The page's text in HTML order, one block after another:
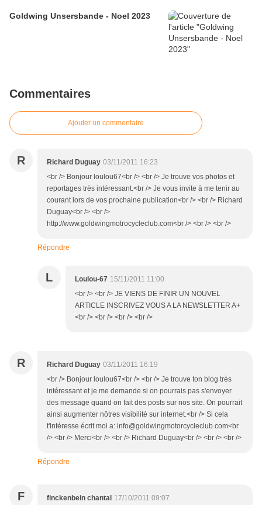
Goldwing Unsersbande - Noel 2023
Commentaires
Ajouter un commentaire
R Richard Duguay 03/11/2011 16:23
<br /> Bonjour loulou67<br /> <br /> Je trouve vos photos et
reportages très intéressant.<br /> Je vous invite à me tenir au
courant lors de vos prochaine publication<br /> <br /> Richard
Duguay<br /> <br />
http://www.goldwingmotrocycleclub.com<br /> <br /> <br />
Répondre
L Loulou-67 15/11/2011 11:00
<br /> <br /> JE VIENS DE FINIR UN NOUVEL
ARTICLE INSCRIVEZ VOUS A LA NEWSLETTER A+
<br /> <br /> <br /> <br />
R Richard Duguay 03/11/2011 16:19
<br /> Bonjour loulou67<br /> <br /> Je trouve ton blog très
intéressant et je me demande si on pourrais pas s'envoyer
des message quand on fait des posts sur nos site. On pourrait
ainsi augmenter nôtres visibilité sur internet.<br /> Si cela
t'intéresse écrit moi a: info@goldwingmotorcycleclub.com<br
/> <br /> Merci<br /> <br /> Richard Duguay<br /> <br /> <br />
Répondre
F finckenbein chantal 17/10/2011 09:07